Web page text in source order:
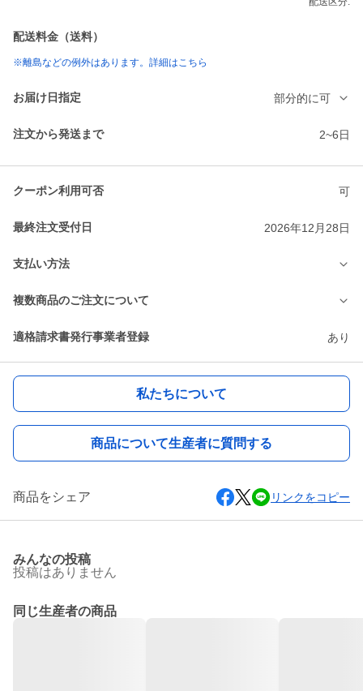
配送料金（送料）
※離島などの例外はあります。詳細はこちら
お届け日指定 部分的に可
注文から発送まで 2~6日
クーポン利用可否 可
最終注文受付日 2026年12月28日
支払い方法
複数商品のご注文について
適格請求書発行事業者登録 あり
私たちについて
商品について生産者に質問する
商品をシェア リンクをコピー
みんなの投稿
投稿はありません
同じ生産者の商品